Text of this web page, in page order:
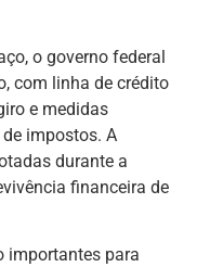
o governo federal
com linha de crédito
e medidas
impostos. A
durante a
financeira de
importantes para